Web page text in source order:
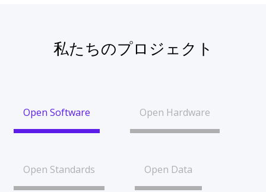
私たちのプロジェクト
Open Software Open Hardware
Open Standards Open Data